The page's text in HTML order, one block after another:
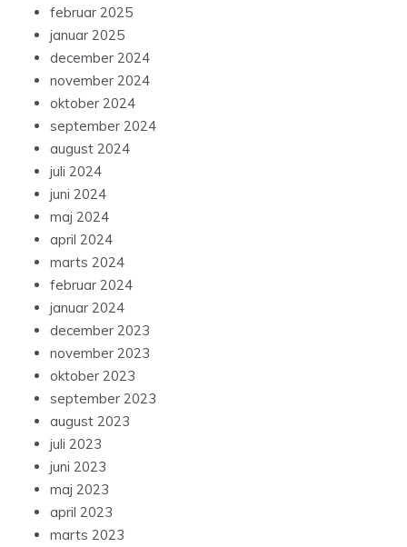
februar 2025
januar 2025
december 2024
november 2024
oktober 2024
september 2024
august 2024
juli 2024
juni 2024
maj 2024
april 2024
marts 2024
februar 2024
januar 2024
december 2023
november 2023
oktober 2023
september 2023
august 2023
juli 2023
juni 2023
maj 2023
april 2023
marts 2023